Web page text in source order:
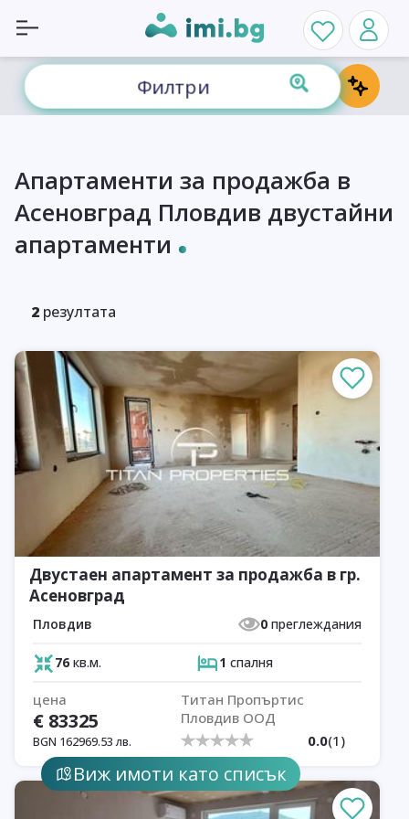
Филтри
Виж имоти като списък
Апартаменти за продажба в
Асеновград Пловдив двустайни
апартаменти
2 резултата
Двустаен апартамент за продажба в гр.
Асеновград
Пловдив 0 преглеждания
76 кв.м. 1 спалня
цена
€ 83325
BGN 162969.53лв.
Титан Пропъртис
Пловдив ООД
0.0(1 )